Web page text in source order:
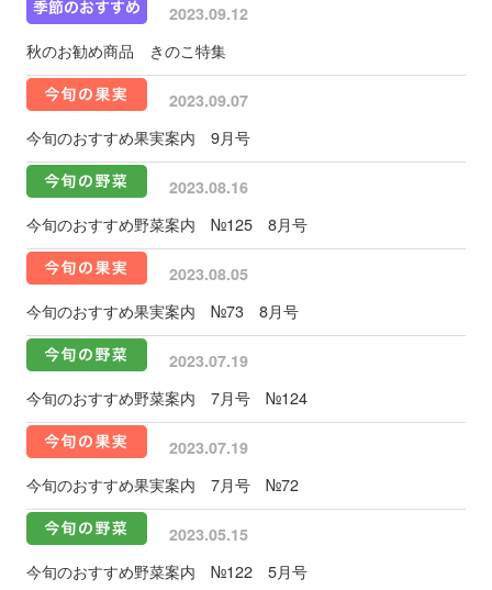
2023.09.12
秋のお勧め商品 きのこ特集
2023.09.07
今旬のおすすめ果実案内 9月号
2023.08.16
今旬のおすすめ野菜案内 №125 8月号
2023.08.05
今旬のおすすめ果実案内 №73 8月号
2023.07.19
今旬のおすすめ野菜案内 7月号 №124
2023.07.19
今旬のおすすめ果実案内 7月号 №72
2023.05.15
今旬のおすすめ野菜案内 №122 5月号